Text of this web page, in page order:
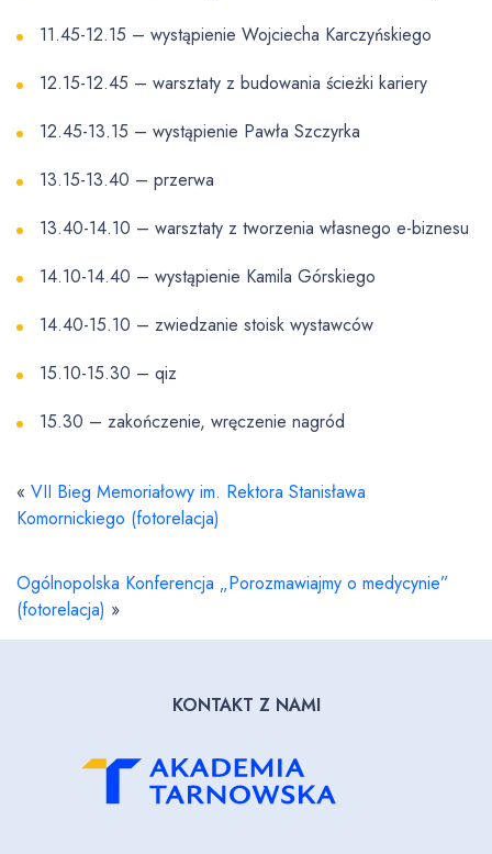
11.45-12.15 – wystąpienie Wojciecha Karczyńskiego
12.15-12.45 – warsztaty z budowania ścieżki kariery
12.45-13.15 – wystąpienie Pawła Szczyrka
13.15-13.40 – przerwa
13.40-14.10 – warsztaty z tworzenia własnego e-biznesu
14.10-14.40 – wystąpienie Kamila Górskiego
14.40-15.10 – zwiedzanie stoisk wystawców
15.10-15.30 – qiz
15.30 – zakończenie, wręczenie nagród
« VII Bieg Memoriałowy im. Rektora Stanisława
Komornickiego (fotorelacja)
Ogólnopolska Konferencja „Porozmawiajmy o medycynie”
(fotorelacja) »
KONTAKT Z NAMI